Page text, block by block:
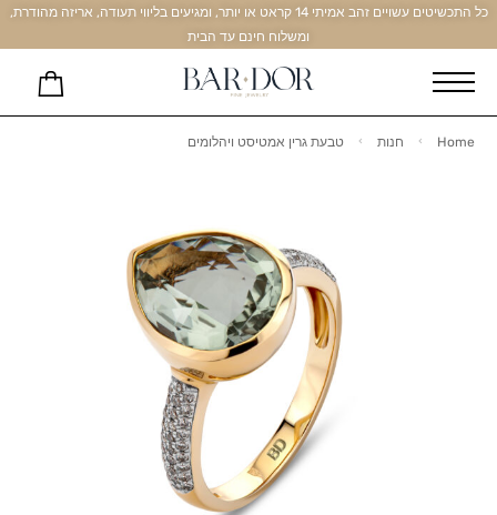
כל התכשיטים עשויים זהב אמיתי 14 קראט או יותר, ומגיעים בליווי תעודה, אריזה מהודרת,
ומשלוח חינם עד הבית
Home חנות טבעת גרין אמטיסט ויהלומים